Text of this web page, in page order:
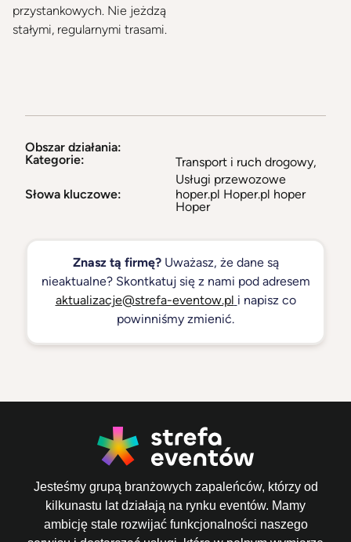
przystankowych. Nie jeżdzą
stałymi, regularnymi trasami.
Obszar działania:
Kategorie:
Transport i ruch drogowy,
Usługi przewozowe
Słowa kluczowe:
hoper.pl Hoper.pl hoper
Hoper
Znasz tą firmę?Uważasz, że dane są
nieaktualne? Skontkatuj się z nami pod adresem
aktualizacje@strefa-eventow.pl i napisz co
powinniśmy zmienić.
Jesteśmy grupą branżowych zapaleńców, którzy od
kilkunastu lat działają na rynku eventów. Mamy
ambicję stale rozwijać funkcjonalności naszego